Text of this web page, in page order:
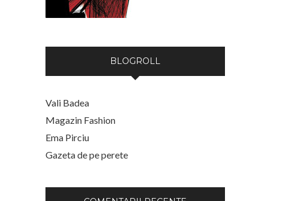
BLOGROLL
Vali Badea
Magazin Fashion
Ema Pirciu
Gazeta de pe perete